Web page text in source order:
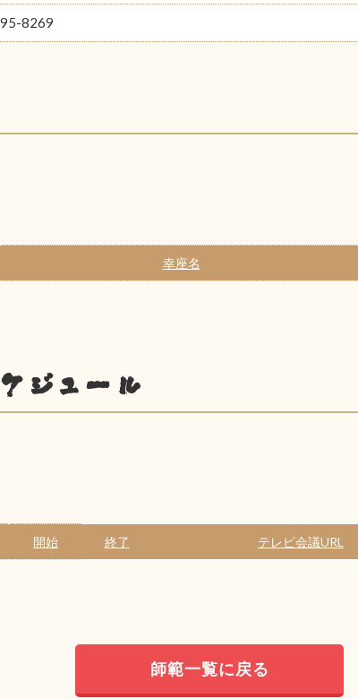
8269
幸座名
ジュール
開始 終了 テレビ会議URL
師範一覧に戻る